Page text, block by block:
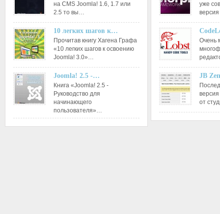
на CMS Joomla! 1.6, 1.7 или
2.5 то вы…
10 легких шагов к…
Прочитав книгу Хагена Графа
«10 легких шагов к освоению
Joomla! 3.0»…
Joomla! 2.5 -…
Книга «Joomla! 2.5 -
Руководство для
начинающего
пользователя»…
уже
Очень
JB
от